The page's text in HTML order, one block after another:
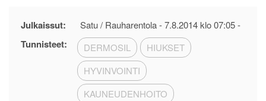
Julkaissut: Satu / Rauharentola -7.8.2014 klo 07:05-
Tunnisteet: DERMOSIL
HIUKSET
HYVINVOINTI
KAUNEUDENHOITO